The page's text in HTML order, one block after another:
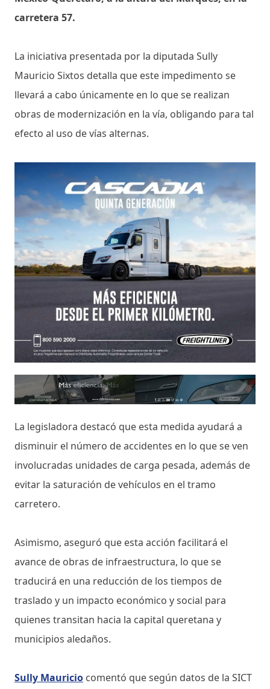
carretera 57.
La iniciativa presentada por la diputada Sully
Mauricio Sixtos detalla que este impedimento se
llevará a cabo únicamente en lo que se realizan
obras de modernización en la vía, obligando para tal
efecto al uso de vías alternas.
La legisladora destacó que esta medida ayudará a
disminuir el número de accidentes en lo que se ven
involucradas unidades de carga pesada, además de
evitar la saturación de vehículos en el tramo
carretero.
Asimismo, aseguró que esta acción facilitará el
avance de obras de infraestructura, lo que se
traducirá en una reducción de los tiempos de
traslado y un impacto económico y social para
quienes transitan hacia la capital queretana y
municipios aledaños.
Sully Mauricio comentó que según datos de la SICT